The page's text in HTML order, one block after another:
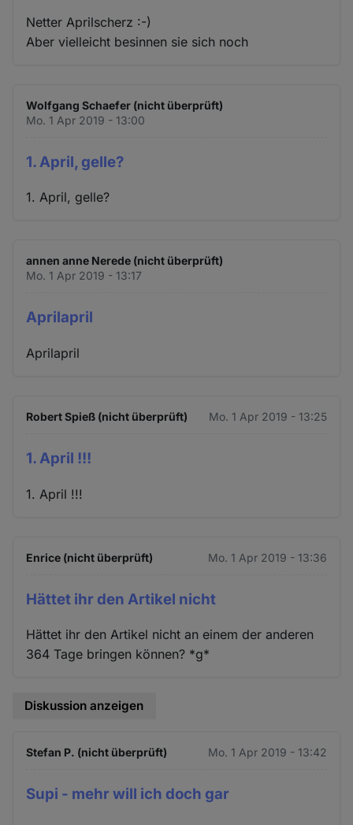
Netter Aprilscherz :-)
Aber vielleicht besinnen sie sich noch
Wolfgang Schaefer (nicht überprüft)
Mo. 1 Apr 2019 - 13:00
1. April, gelle?
1. April, gelle?
annen anne Nerede (nicht überprüft)
Mo. 1 Apr 2019 - 13:17
Aprilapril
Aprilapril
Robert Spieß (nicht überprüft) Mo. 1 Apr 2019 - 13:25
1. April !!!
1. April !!!
Enrice (nicht überprüft) Mo. 1 Apr 2019 - 13:36
Hättet ihr den Artikel nicht
Hättet ihr den Artikel nicht an einem der anderen
364 Tage bringen können? *g*
Diskussion anzeigen
Stefan P. (nicht überprüft) Mo. 1 Apr 2019 - 13:42
Supi - mehr will ich doch gar